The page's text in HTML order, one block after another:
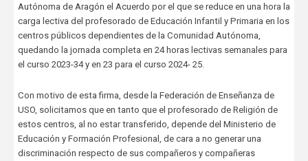
Autónoma de Aragón el Acuerdo por el que se reduce en una hora la
carga lectiva del profesorado de Educación Infantil y Primaria en los
centros públicos dependientes de la Comunidad Autónoma,
quedando la jornada completa en 24 horas lectivas semanales para
el curso 2023-34 y en 23 para el curso 2024- 25.
Con motivo de esta firma, desde la Federación de Enseñanza de
USO, solicitamos que en tanto que el profesorado de Religión de
estos centros, al no estar transferido, depende del Ministerio de
Educación y Formación Profesional, de cara a no generar una
discriminación respecto de sus compañeros y compañeras